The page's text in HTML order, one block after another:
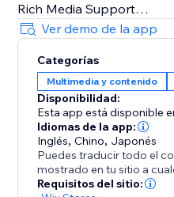
Rich Media Support
Add a variety of content
* Images
* Videos
* Links
* Tables
* Lists & Icons
Ver demo de la app
Categorías
Multimedia y contenido
Disponibilidad:
Esta app está disponible
Idiomas de la app:
Inglés,Chino, Japonés
Puedes traducir todo el
mostrado en tu sitio a
Requisitos del sitio: